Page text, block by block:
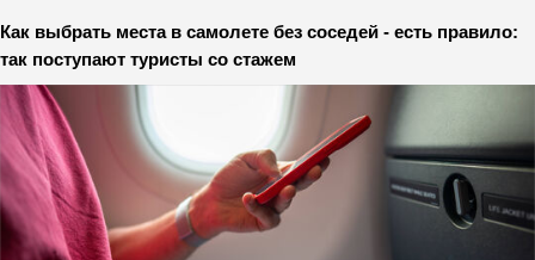
Как выбрать места в самолете без соседей - есть правило:
так поступают туристы со стажем